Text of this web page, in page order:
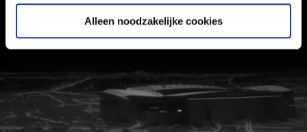
Alleen noodzakelijke cookies
VERTROUWENSPERSOON
FC Utrecht<br>vanuit<br>het